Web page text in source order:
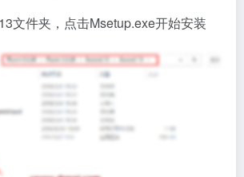
文件夹，点击Msetup.exe开始安装